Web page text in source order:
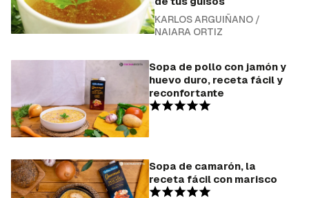
KARLOS ARGUIÑANO /
NAIARA ORTIZ
Sopa de pollo con jamón y
huevo duro, receta fácil y
reconfortante
Sopa de camarón, la
receta fácil con marisco